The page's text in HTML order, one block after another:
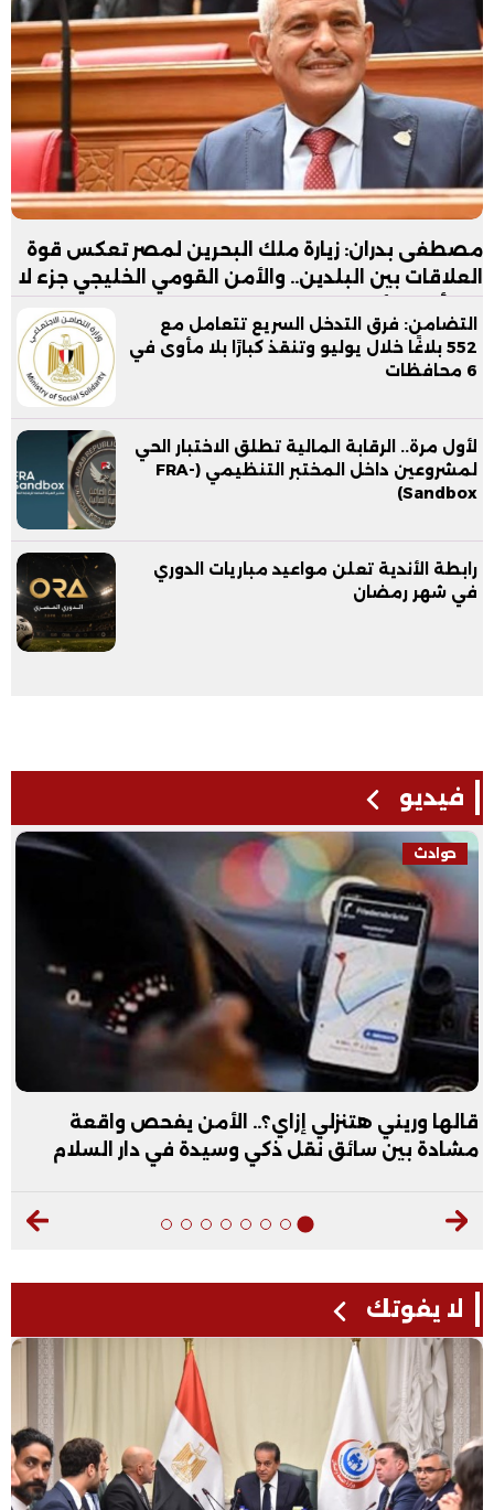
مصطفى بدران: زيارة ملك البحرين لمصر تعكس قوة
العلاقات بين البلدين.. والأمن القومي الخليجي جزء لا
التضامن: فرق التدخل السريع تتعامل مع
552 بلاغًا خلال يوليو وتنقذ كبارًا بلا مأوى في
6 محافظات
لأول مرة.. الرقابة المالية تطلق الاختبار الحي
لمشروعين داخل المختبر التنظيمي (FRA-
Sandbox)
رابطة الأندية تعلن مواعيد مباريات الدوري
في شهر رمضان
فيديو
حوادث
قالها وريني هتنزلي إزاي؟.. الأمن يفحص واقعة
مشادة بين سائق نقل ذكي وسيدة في دار السلام
لا يفوتك